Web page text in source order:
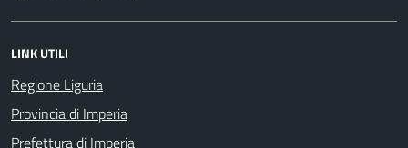
LINK UTILI
Regione Liguria
Provincia di Imperia
Prefettura di Imperia